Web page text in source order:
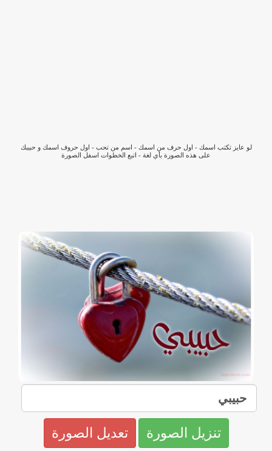
لو عايز تكتب اسمك - اول حرف من اسمك - اسم من تحب - اول حروف اسمك و حبيبك
على هذه الصورة بأي لغة - اتبع الخطوات اسفل الصورة
تعديل الصورة تنزيل الصورة